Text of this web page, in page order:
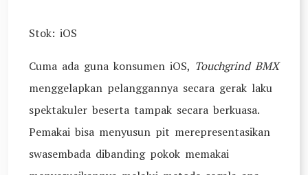
Stok: iOS
Cuma ada guna konsumen iOS, Touchgrind BMX
menggelapkan pelanggannya secara gerak laku
spektakuler beserta tampak secara berkuasa.
Pemakai bisa menyusun pit merepresentasikan
swasembada dibanding pokok memakai